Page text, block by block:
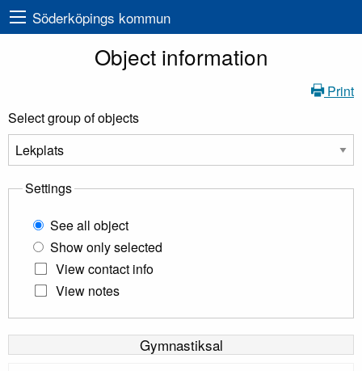
Söderköpings kommun
Object information
Print
Select group of objects
Settings
See all object
Show only selected
View contact info
View notes
Gymnastiksal